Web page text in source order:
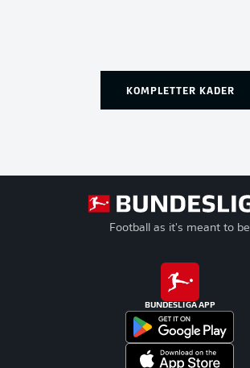
KOMPLETTER KADER
Football as it's meant to be
BUNDESLIGA APP